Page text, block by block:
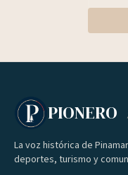
PIONERO
La voz histórica de
deportes, turismo y